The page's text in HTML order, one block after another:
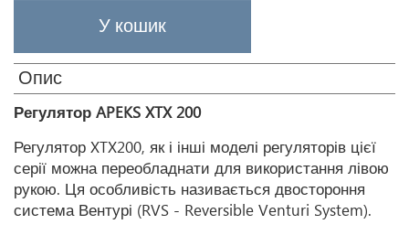
Опис
Регулятор APEKS XTX 200
Регулятор XTX200, як і інші моделі регуляторів цієї
серії можна переобладнати для використання лівою
рукою. Ця особливість називається двостороння
система Вентурі (RVS - Reversible Venturi System).